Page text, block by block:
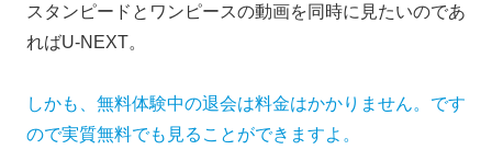
スタンピードとワンピースの動画を同時に見たいのであ
ればU-NEXT。
しかも、無料体験中の退会は料金はかかりません。です
ので実質無料でも見ることができますよ。